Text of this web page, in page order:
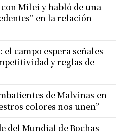
Milei y habló de una
en la relación
campo espera señales
y reglas de
de Malvinas en
colores nos unen”
del Mundial de Bochas